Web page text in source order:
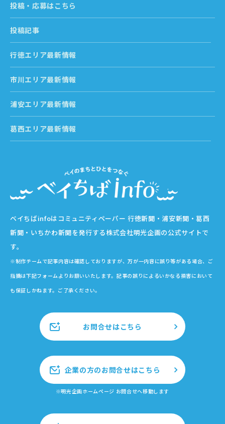
ベイちばinfoはコミュニティペーパー 行徳新聞・浦安新聞・葛西
新聞・いちかわ新聞を発行する株式会社明光企画の公式サイトで
す。
※制作チームで記事内容は確認しておりますが、万が一内容に誤り等がある場合、ご
指摘は下記フォームよりお願いいたします。記事の誤りによるいかなる損害において
も保証しかねます。ご了承ください。
お問合せはこちら
企業の方のお問合せはこちら
※明光企画ホームページ お問合せへ移動します
投稿・応募はこちら
投稿記事
行徳エリア最新情報
市川エリア最新情報
浦安エリア最新情報
葛西エリア最新情報